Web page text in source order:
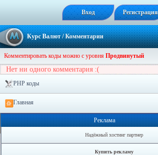
Вход Регистрация
Курс Валют/ Комментарии
Комментировать коды можно с уровня Продвинутый
Нет ни одного комментария :(
PHP коды
Главная
Реклама
Надёжный хостинг партнер
Купить рекламу